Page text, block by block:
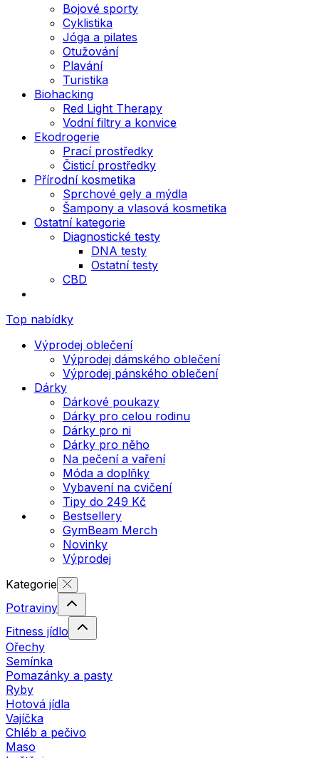
Bojové sporty
Cyklistika
Jóga a pilates
Otužování
Plavání
Turistika
Biohacking
Red Light Therapy
Vodní filtry a konvice
Ekodrogerie
Prací prostředky
Čisticí prostředky
Přírodní kosmetika
Sprchové gely a mýdla
Šampony a vlasová kosmetika
Ostatní kategorie
Diagnostické testy
DNA testy
Ostatní testy
CBD
Top nabídky
Výprodej oblečení
Výprodej dámského oblečení
Výprodej pánského oblečení
Dárky
Dárkové poukazy
Dárky pro celou rodinu
Dárky pro ni
Dárky pro něho
Na pečení a vaření
Móda a doplňky
Vybavení na cvičení
Tipy do 249 Kč
Bestsellery
GymBeam Merch
Novinky
Výprodej
Kategorie
Potraviny
Fitness jídlo
Ořechy
Semínka
Pomazánky a pasty
Ryby
Hotová jídla
Vajíčka
Chléb a pečivo
Maso